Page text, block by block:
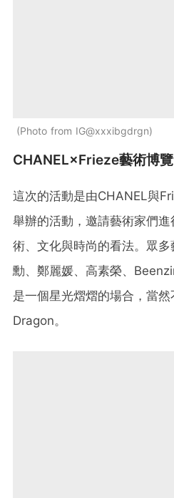
Photo from IG@xxxibgdrgn
CHANEL×Frieze藝術博
這次的活動是由CHANEL與
舉辦的活動，邀請藝術家們
術、文化與時尚的看法。眾
勳、鄭麗媛、高素榮、
是一個星光熠熠的場合，當
Dragon。